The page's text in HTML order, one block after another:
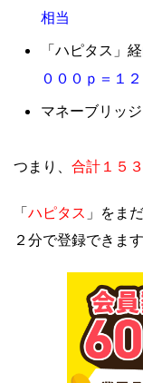
相当
「ハピタス」
０００ｐ＝１
マネーブリッジ
つまり、 合計１５
「ハピタス 」をま
２分で登録できま